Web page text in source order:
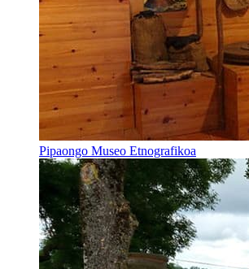
Pipaongo Museo Etnografikoa